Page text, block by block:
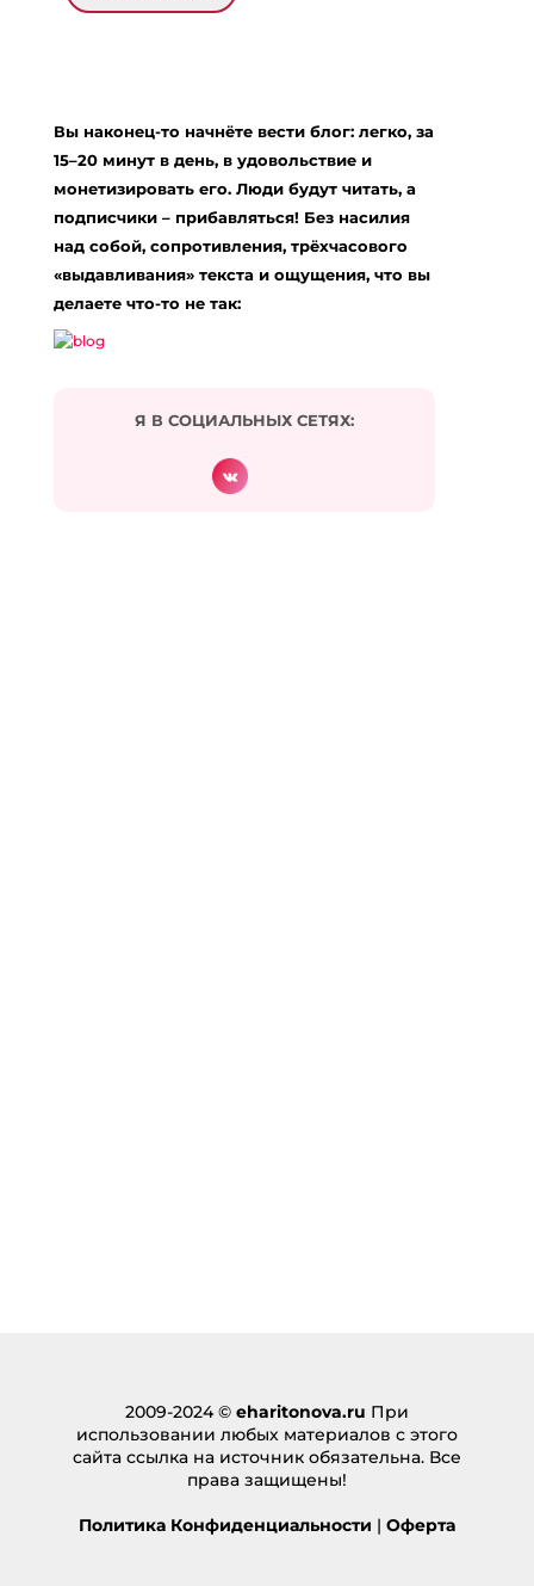
отношении денег”»
สล็อตออนไลน์ เว็บตรงไม่ผ่านเอเย่นต์:
14.12.2023 в 02:56
… [Trackback]
[…] Here you can find 31814 additional Information
to that Topic: eharitonova.ru/kak-menya-brosalo-
v-protivopolozhnye-storony-v-otnoshenii-deneg/
17.02.2024 в 16:16
[…] Find More to that Topic: eharitonova.ru/kak-
protivopolozhnye-storony-v-otnoshenii-deneg/ […]
Ответить
23.11.2024 в 08:39
Вы наконец-то начнёте вести блог: легко, за
15–20 минут в день, в удовольствие и
монетизировать его. Люди будут читать, а
подписчики – прибавляться! Без насилия
над собой, сопротивления, трёхчасового
«выдавливания» текста и ощущения, что вы
делаете что-то не так:
Я В СОЦИАЛЬНЫХ СЕТЯХ:
2009-2024 © eharitonova.ru При
использовании любых материалов с этого
сайта ссылка на источник обязательна. Все
права защищены!
Политика Конфиденциальности | Оферта